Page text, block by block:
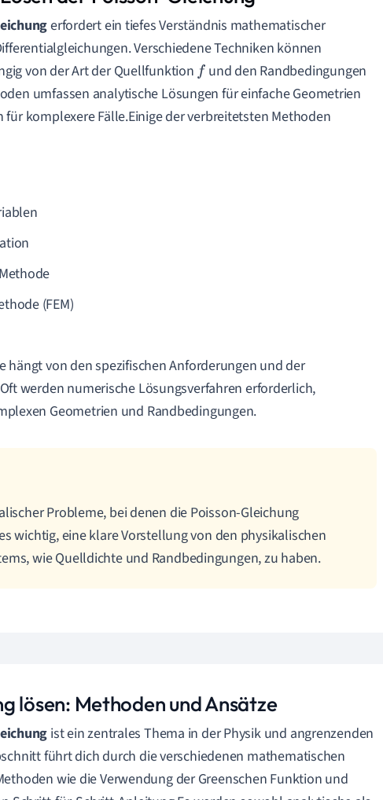
erfordert ein tiefes Verständnis mathematischer
Verschiedene Techniken können
von der Art der Quellfunktionf und den Randbedingungen
umfassen analytische Lösungen für einfache Geometrien
für komplexere Fälle.Einige der verbreitetsten Methoden
(FEM)
hängt von den spezifischen Anforderungen und der
werden numerische Lösungsverfahren erforderlich,
Geometrien und Randbedingungen.
Probleme, bei denen die Poisson-Gleichung
wichtig, eine klare Vorstellung von den physikalischen
wie Quelldichte und Randbedingungen, zu haben.
lösen: Methoden und Ansätze
ist ein zentrales Thema in der Physik und angrenzenden
führt dich durch die verschiedenen mathematischen
wie die Verwendung der Greenschen Funktion und